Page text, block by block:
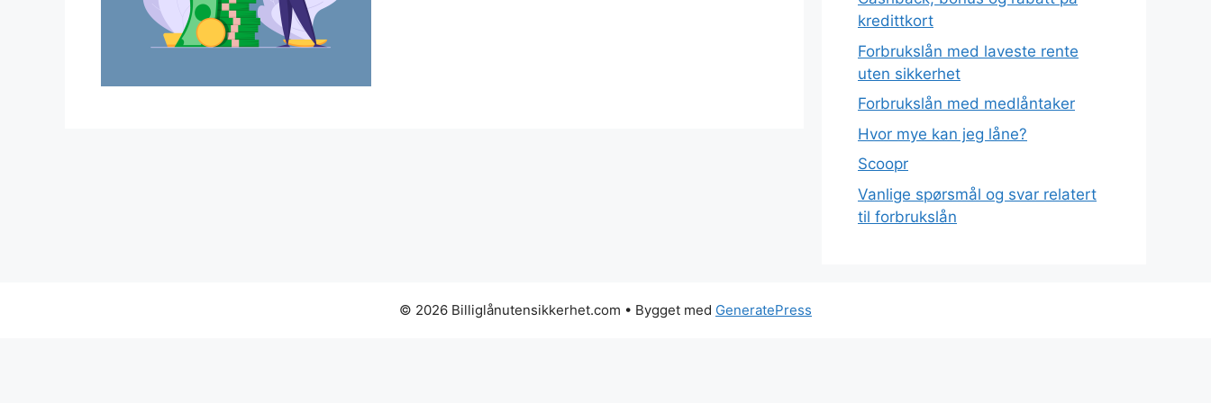
kredittkort
Forbrukslån med laveste rente
uten sikkerhet
Forbrukslån med medlåntaker
Hvor mye kan jeg låne?
Scoopr
Vanlige spørsmål og svar relatert
til forbrukslån
© 2026 Billiglånutensikkerhet.com • Bygget med GeneratePress